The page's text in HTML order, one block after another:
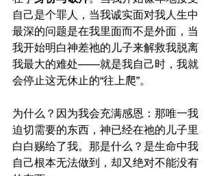
自己是个罪人，当我诚实面对我人生中
最深的问题是在我里面而不是外面，当
我开始明白神差祂的儿子来解救我脱离
我最大的难处——就是我自己时，我就
会停止这无休止的“往上爬”。
为什么？因为我会充满感恩：那唯一我
迫切需要的东西，神已经在祂的儿子里
白白赐给了我。那是什么？是生命中我
自己根本无法做到，却又绝对不能没有